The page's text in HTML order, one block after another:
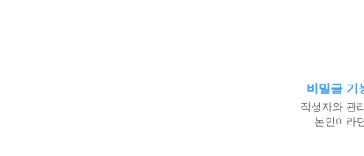
비밀글 기
작성자와 관
본인이라